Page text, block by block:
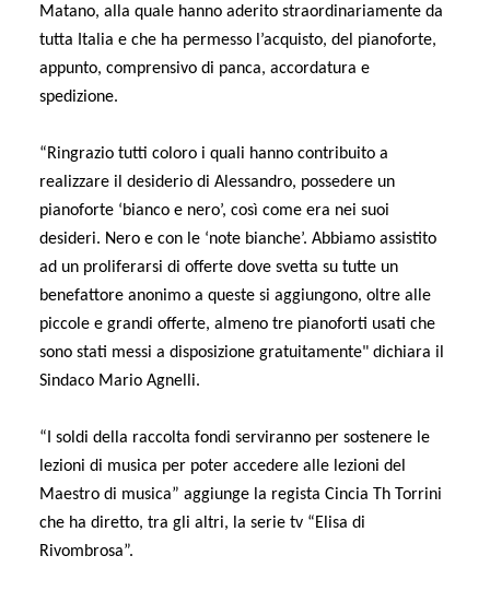
Matano, alla quale hanno aderito straordinariamente da
tutta Italia e che ha permesso l’acquisto, del pianoforte,
appunto, comprensivo di panca, accordatura e
spedizione.
“Ringrazio tutti coloro i quali hanno contribuito a
realizzare il desiderio di Alessandro, possedere un
pianoforte ‘bianco e nero’, così come era nei suoi
desideri. Nero e con le ‘note bianche’. Abbiamo assistito
ad un proliferarsi di offerte dove svetta su tutte un
benefattore anonimo a queste si aggiungono, oltre alle
piccole e grandi offerte, almeno tre pianoforti usati che
sono stati messi a disposizione gratuitamente" dichiara il
Sindaco Mario Agnelli.
“I soldi della raccolta fondi serviranno per sostenere le
lezioni di musica per poter accedere alle lezioni del
Maestro di musica” aggiunge la regista Cincia Th Torrini
che ha diretto, tra gli altri, la serie tv “Elisa di
Rivombrosa”.